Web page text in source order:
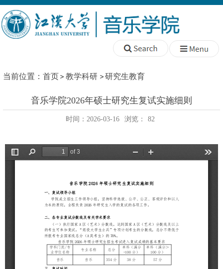
当前位置： 首页 教学科研 研究生教育
音乐学院2026年硕士研究生复试实施细则
时间：2026-03-16 浏览： 82